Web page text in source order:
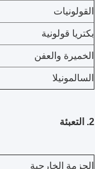
القولونيات
بكتريا قولونية
الخميرة والعفن
السالمونيلا
2. التعبئة
الحزمة الخارجية